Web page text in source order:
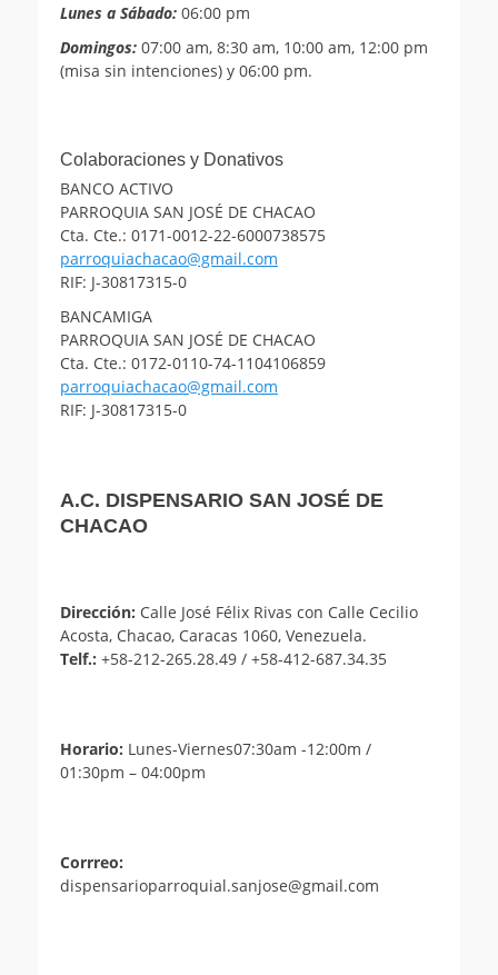
Lunes a Sábado: 06:00 pm
Domingos: 07:00 am, 8:30 am, 10:00 am, 12:00 pm
(misa sin intenciones) y 06:00 pm.
Colaboraciones y Donativos
BANCO ACTIVO
PARROQUIA SAN JOSÉ DE CHACAO
Cta. Cte.: 0171-0012-22-6000738575
parroquiachacao@gmail.com
RIF: J-30817315-0
BANCAMIGA
PARROQUIA SAN JOSÉ DE CHACAO
Cta. Cte.: 0172-0110-74-1104106859
parroquiachacao@gmail.com
RIF: J-30817315-0
A.C. DISPENSARIO SAN JOSÉ DE
CHACAO
Dirección: Calle José Félix Rivas con Calle Cecilio
Acosta, Chacao, Caracas 1060, Venezuela.
Telf.: +58-212-265.28.49 / +58-412-687.34.35
Horario: Lunes-Viernes07:30am -12:00m /
01:30pm – 04:00pm
Corrreo:
dispensarioparroquial.sanjose@gmail.com